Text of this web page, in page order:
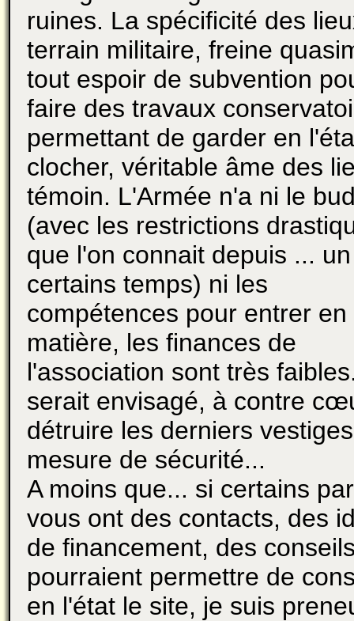
ruines. La spécificité des
terrain militaire, freine
tout espoir de subvention
faire des travaux
permettant de garder en
clocher, véritable âme des
témoin. L'Armée n'a ni le
(avec les restrictions
que l'on connait depuis ... un
certains temps) ni les
compétences pour entrer en
matière, les finances de
l'association sont très
serait envisagé, à contre
détruire les derniers
mesure de sécurité...
A moins que... si certains
vous ont des contacts, des
de financement, des
pourraient permettre de
en l'état le site, je suis